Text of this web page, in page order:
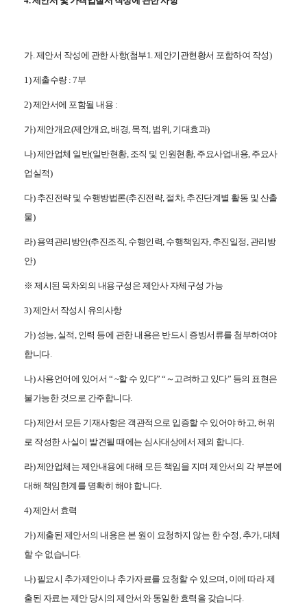
가. 제안서 작성에 관한 사항(첨부1. 제안기관현황서 포함하여 작성)
1) 제출수량 : 7부
2) 제안서에 포함될 내용 :
가) 제안개요(제안개요, 배경, 목적, 범위, 기대효과)
나) 제안업체 일반(일반현황, 조직 및 인원현황, 주요사업내용, 주요사
업실적)
다) 추진전략 및 수행방법론(추진전략, 절차, 추진단계별 활동 및 산출
물)
라) 용역관리방안(추진조직, 수행인력, 수행책임자, 추진일정, 관리방
안)
※ 제시된 목차외의 내용구성은 제안사 자체구성 가능
3) 제안서 작성시 유의사항
가) 성능, 실적, 인력 등에 관한 내용은 반드시 증빙서류를 첨부하여야
합니다.
나) 사용언어에 있어서 “ ~할 수 있다” “～고려하고 있다” 등의 표현은
불가능한 것으로 간주합니다.
다) 제안서 모든 기재사항은 객관적으로 입증할 수 있어야 하고, 허위
로 작성한 사실이 발견될 때에는 심사대상에서 제외 합니다.
라) 제안업체는 제안내용에 대해 모든 책임을 지며 제안서의 각 부분에
대해 책임한계를 명확히 해야 합니다.
4) 제안서 효력
가) 제출된 제안서의 내용은 본 원이 요청하지 않는 한 수정, 추가, 대체
할 수 없습니다.
나) 필요시 추가제안이나 추가자료를 요청할 수 있으며, 이에 따라 제
출된 자료는 제안 당시의 제안서와 동일한 효력을 갖습니다.